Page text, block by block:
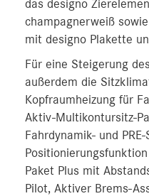
das designo
champagnerweiß
mit designo Plakette
Für eine Steigerung
außerdem die
Kopfraumheizung für
Aktiv-Multikontursitz-
Fahrdynamik- und PRE-
Paket Plus mit
Pilot, Aktiver Brems-